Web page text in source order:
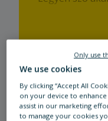
We use cookies
By clicking “Accept All
on your device to enhance
assist in our marketing
to manage your cookies
Only use